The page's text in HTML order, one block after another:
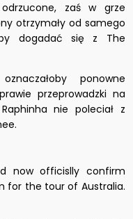
odrzucone, zaś w grze
otrzymały od samego
dogadać się z The
ponowne
przeprowadzki na
nie poleciał z
now officislly confirm
for the tour of Australia.